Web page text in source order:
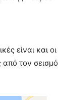
είναι και οι
τον σεισμό